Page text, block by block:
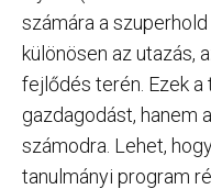
számára a
különösen az utazás,
fejlődés terén. Ezek
gazdagodást, hanem
számodra. Lehet,
tanulmányi program